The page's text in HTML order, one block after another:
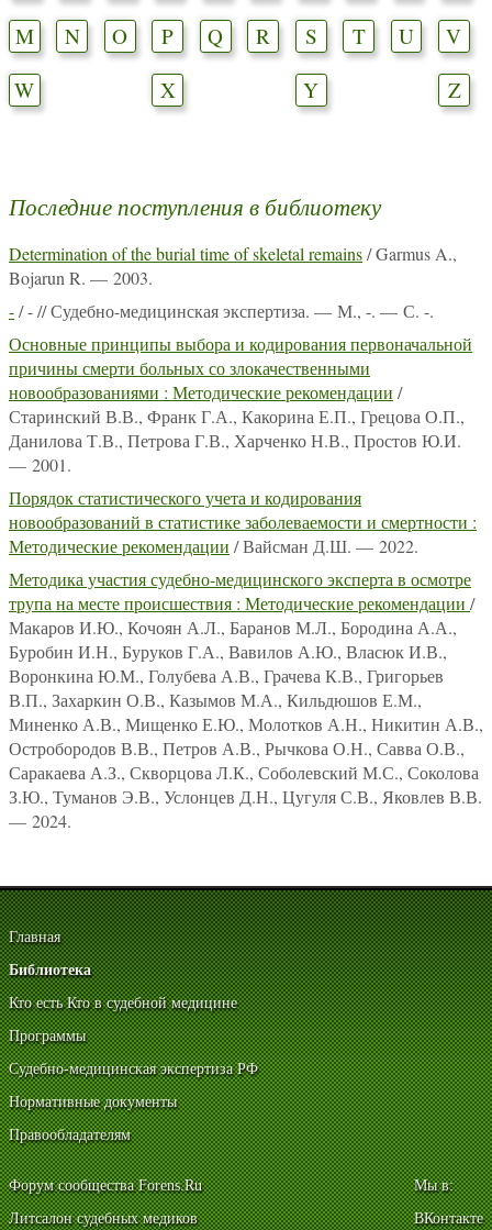
M
N O P Q R S T U
V
W
X Y Z
Последние поступления в библиотеку
Determination of the burial time of skeletal remains/ Garmus A.,
Bojarun R. — 2003.
-/ - // Судебно-медицинская экспертиза. — М., -. — С. -.
Основные принципы выбора и кодирования первоначальной
причины смерти больных со злокачественными
новообразованиями : Методические рекомендации /
Старинский В.В., Франк Г.А., Какорина Е.П., Грецова О.П.,
Данилова Т.В., Петрова Г.В., Харченко Н.В., Простов Ю.И.
— 2001.
Порядок статистического учета и кодирования
новообразований в статистике заболеваемости и смертности :
Методические рекомендации / Вайсман Д.Ш. — 2022.
Методика участия судебно-медицинского эксперта в осмотре
трупа на месте происшествия : Методические рекомендации /
Макаров И.Ю., Кочоян А.Л., Баранов М.Л., Бородина А.А.,
Буробин И.Н., Буруков Г.А., Вавилов А.Ю., Власюк И.В.,
Воронкина Ю.М., Голубева А.В., Грачева К.В., Григорьев
В.П., Захаркин О.В., Казымов М.А., Кильдюшов Е.М.,
Миненко А.В., Мищенко Е.Ю., Молотков А.Н., Никитин А.В.,
Остробородов В.В., Петров А.В., Рычкова О.Н., Савва О.В.,
Саракаева А.З., Скворцова Л.К., Соболевский М.С., Соколова
З.Ю., Туманов Э.В., Услонцев Д.Н., Цугуля С.В., Яковлев В.В.
— 2024.
Главная
Библиотека
Кто есть Кто в судебной медицине
Программы
Судебно-медицинская экспертиза РФ
Нормативные документы
Правообладателям
Форум сообщества Forens.Ru
Литсалон судебных медиков
Мы в:
ВКонтакте